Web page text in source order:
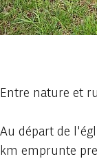
Entre nature et
Au départ de
km emprunte